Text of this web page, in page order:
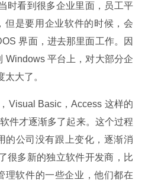
时看到很多企业里面，员工平
但是要用企业软件的时候，会
界面，进去那里面工作。因
Windows 平台上，对大部分企
大了。
Visual Basic，Access 这样的
件才逐渐多了起来。这个过程
的公司没有跟上变化，逐渐消
很多新的独立软件开发商，比
理软件的一些企业，他们都在